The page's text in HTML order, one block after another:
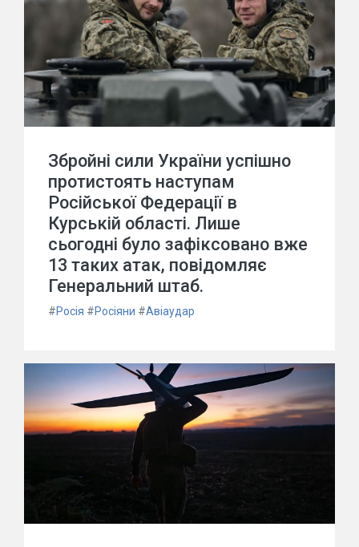
Збройні сили України успішно
протистоять наступам
Російської Федерації в
Курській області. Лише
сьогодні було зафіксовано вже
13 таких атак, повідомляє
Генеральний штаб.
#Росія #Росіяни #Авіаудар